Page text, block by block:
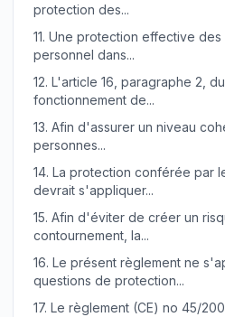
protection des...
11. Une protection effective
personnel dans...
12. L'article 16, paragraphe 2,
fonctionnement de...
13. Afin d'assurer un niveau
personnes...
14. La protection conférée par
devrait s'appliquer...
15. Afin d'éviter de créer un
contournement, la...
16. Le présent règlement ne
questions de protection...
17. Le règlement (CE) no 45/